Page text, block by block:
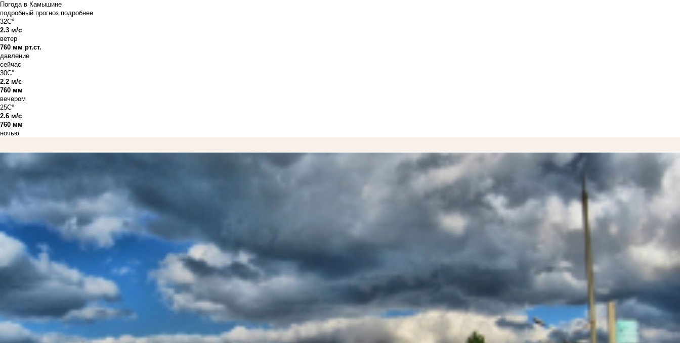
Погода в Камышине
подробный прогноз подробнее
32C°
2.3 м/с
ветер
760 мм рт.ст.
давление
сейчас
30C°
2.2 м/с
760 мм
вечером
25C°
2.6 м/с
760 мм
ночью